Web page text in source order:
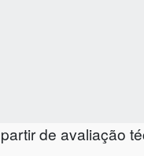
de avaliação